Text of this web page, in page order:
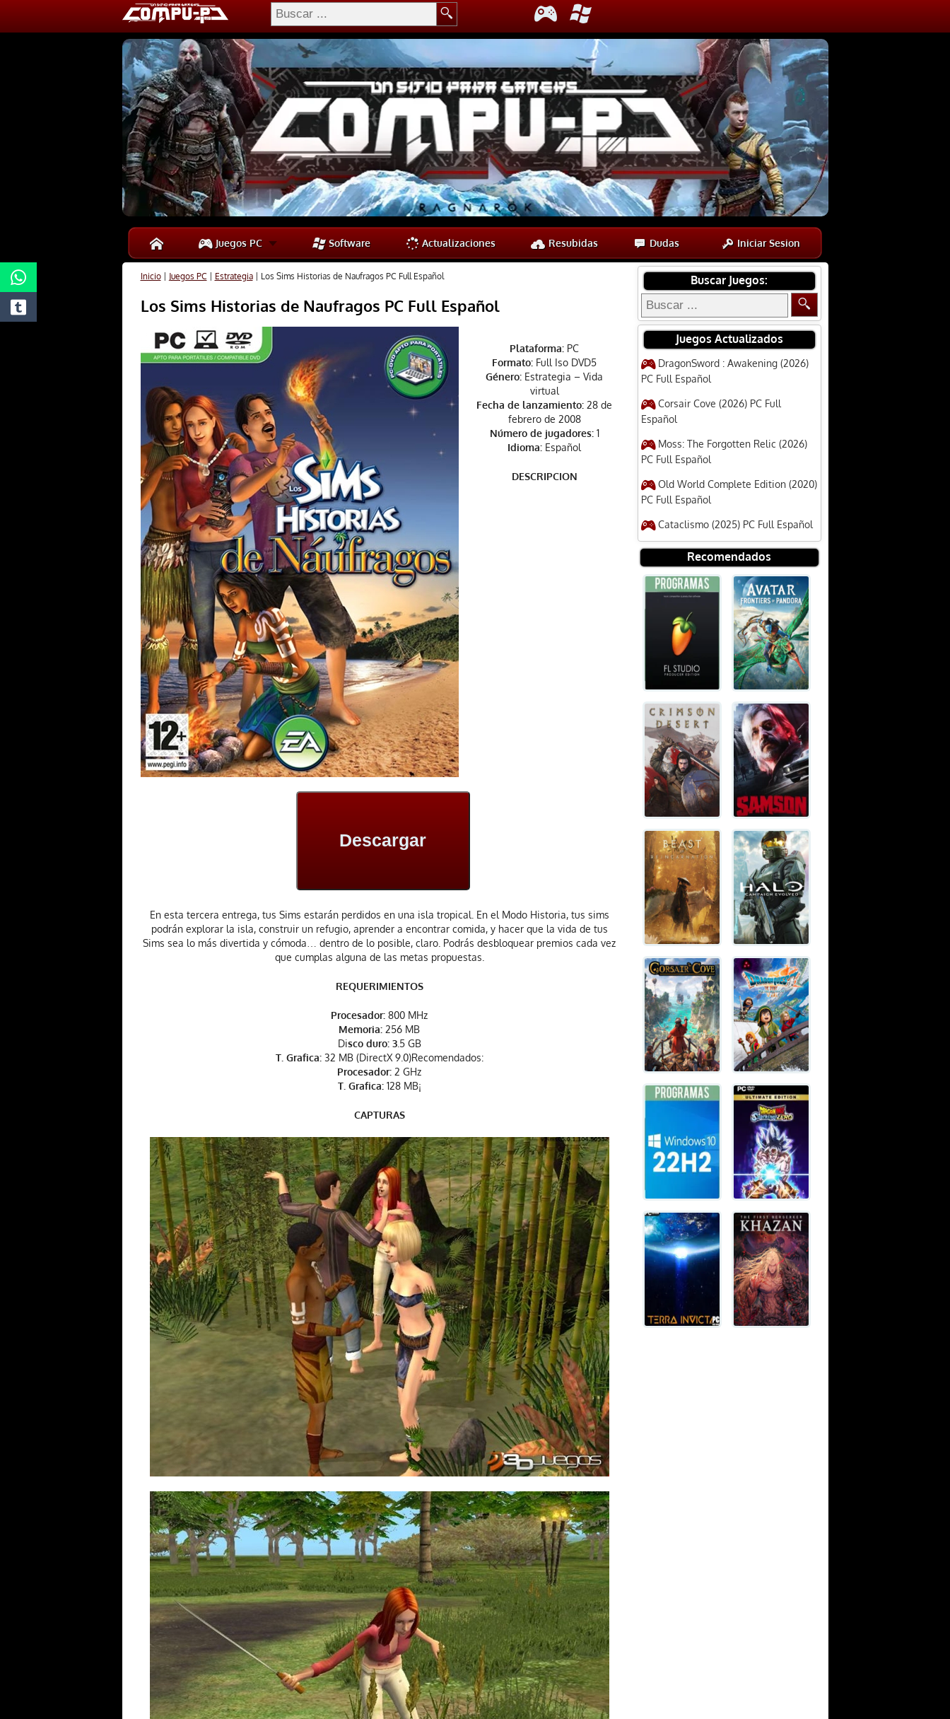
Juegos PC Software Actualizaciones Resubidas Dudas Iniciar Sesion
Inicio| Juegos PC | Estrategia| Los Sims Historias de Naufragos PC Full Español
Los Sims Historias de Naufragos PC Full Español
Plataforma: PC
Formato: Full Iso DVD5
Género: Estrategia – Vida
virtual
Fecha de lanzamiento: 28 de
febrero de 2008
Número de jugadores:1
Idioma: Español
DESCRIPCION
Descargar
En esta tercera entrega, tus Sims estarán perdidos en una isla tropical. En el Modo Historia, tus sims
podrán explorar la isla, construir un refugio, aprender a encontrar comida, y hacer que la vida de tus
Sims sea lo más divertida y cómoda… dentro de lo posible, claro. Podrás desbloquear premios cada vez
que cumplas alguna de las metas propuestas.
REQUERIMIENTOS
Procesador: 800 MHz
Memoria: 256 MB
Disco duro: 3.5 GB
T. Grafica:32 MB (DirectX 9.0)Recomendados:
Procesador: 2 GHz
T. Grafica:128 MB¡
CAPTURAS
Buscar Juegos:
Juegos Actualizados
DragonSword : Awakening (2026)
PC Full Español
Corsair Cove (2026) PC Full
Español
Moss: The Forgotten Relic (2026)
PC Full Español
Old World Complete Edition (2020)
PC Full Español
Cataclismo (2025) PC Full Español
Recomendados